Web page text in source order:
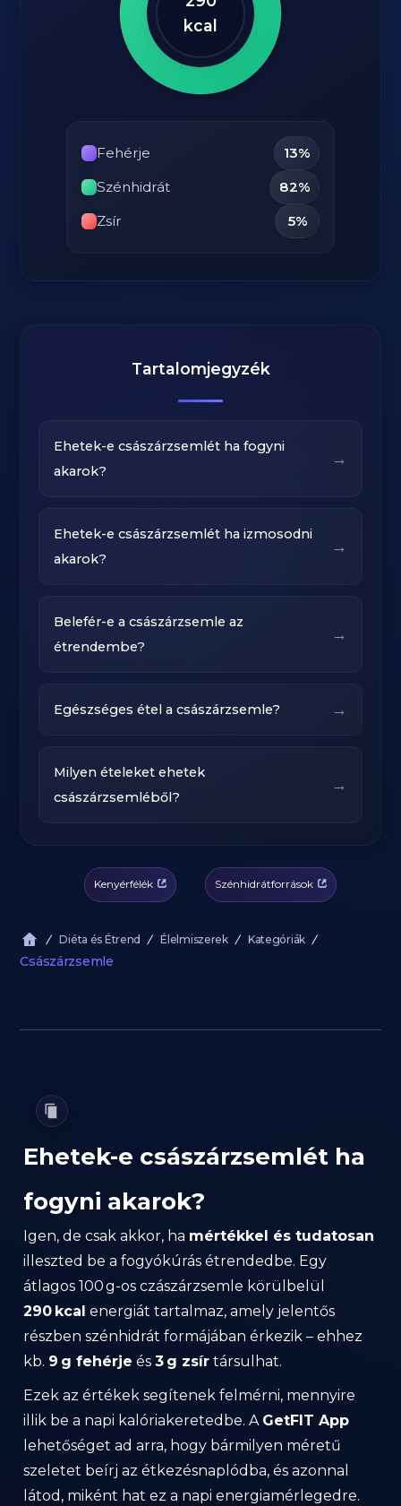
kcal
Fehérje
13%
Szénhidrát
82%
Zsír
5%
Tartalomjegyzék
Ehetek-e császárzsemlét ha fogyni
akarok?
→
Ehetek-e császárzsemlét ha izmosodni
akarok?
→
Belefér-e a császárzsemle az
étrendembe?
→
Egészséges étel a császárzsemle? →
Milyen ételeket ehetek
császárzsemléből?
→
Kenyérfélék Szénhidrátforrások
Diéta és Étrend Élelmiszerek Kategóriák
Császárzsemle
Ehetek-e császárzsemlét ha
fogyni akarok?
Igen, de csak akkor, ha mértékkel és tudatosan
illeszted be a fogyókúrás étrendedbe. Egy
átlagos 100 g-os czászárzsemle körülbelül
290 kcal energiát tartalmaz, amely jelentős
részben szénhidrát formájában érkezik – ehhez
kb. 9 g fehérje és 3 g zsír társulhat.
Ezek az értékek segítenek felmérni, mennyire
illik be a napi kalóriakeretedbe. A GetFIT App
lehetőséget ad arra, hogy bármilyen méretű
szeletet beírj az étkezésnaplódba, és azonnal
látod, miként hat ez a napi energiamérlegedre.